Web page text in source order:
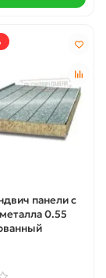
панели с
0.55